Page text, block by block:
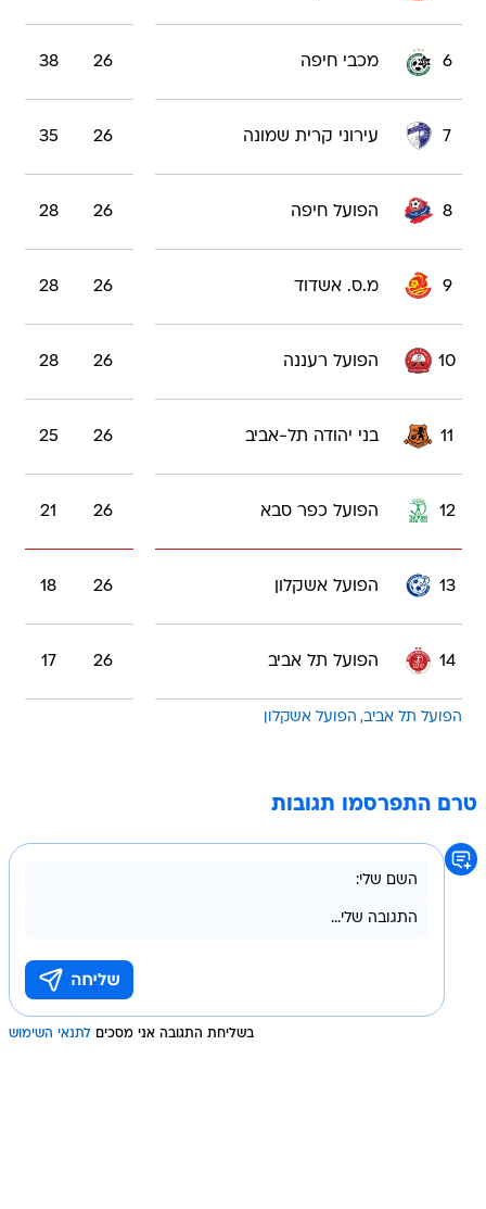
6 מכבי חיפה 26
38
7 עירוני קרית שמונה 26
35
8 הפועל חיפה 26
28
9 מ.ס. אשדוד 26
28
10 הפועל רעננה 26
28
11 בני יהודה תל-אביב 26
25
12 הפועל כפר סבא 26
21
13 הפועל אשקלון 26
18
14 הפועל תל אביב 26
17
הפועל תל אביב הפועל אשקלון
טרם התפרסמו תגובות
בשליחת התגובה אני מסכים לתנאי השימוש